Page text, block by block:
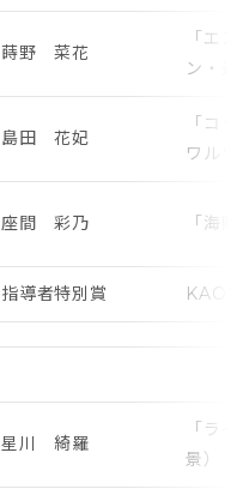
蒔野 菜花
「エ
ン・遅
島田 花妃
「コ
ワル
座間 彩乃 「海
指導者特別賞
星川 綺羅
「ラ
景）・